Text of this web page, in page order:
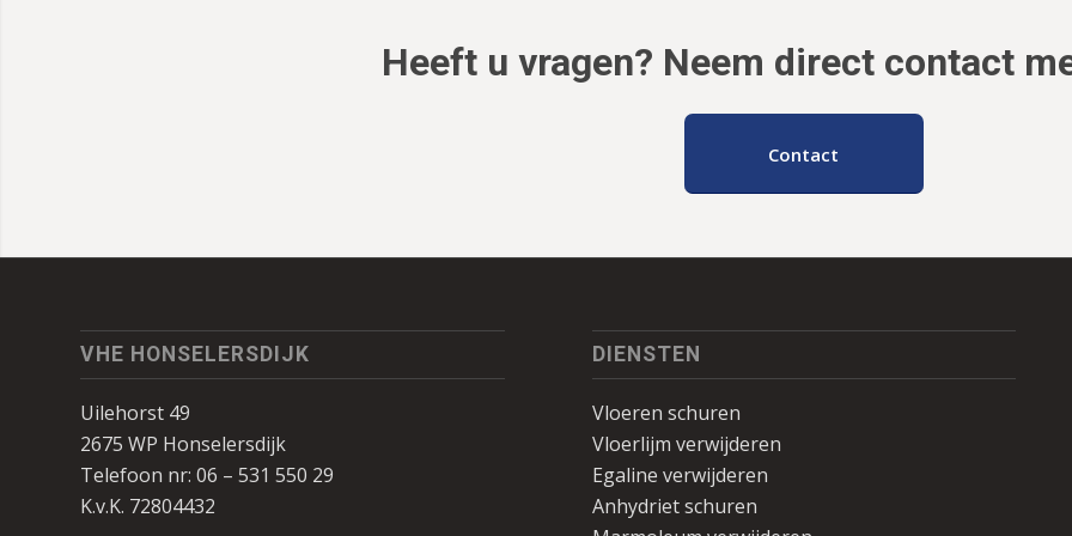
Heeft u vragen? Neem direct contact
Contact
VHE HONSELERSDIJK
Uilehorst 49
2675 WP Honselersdijk
Telefoon nr: 06 – 531 550 29
K.v.K. 72804432
DIENSTEN
Vloeren schuren
Vloerlijm verwijderen
Egaline verwijderen
Anhydriet schuren